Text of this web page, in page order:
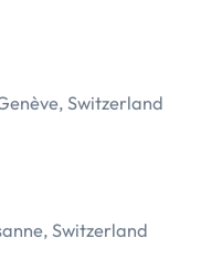
Switzerland
Switzerland